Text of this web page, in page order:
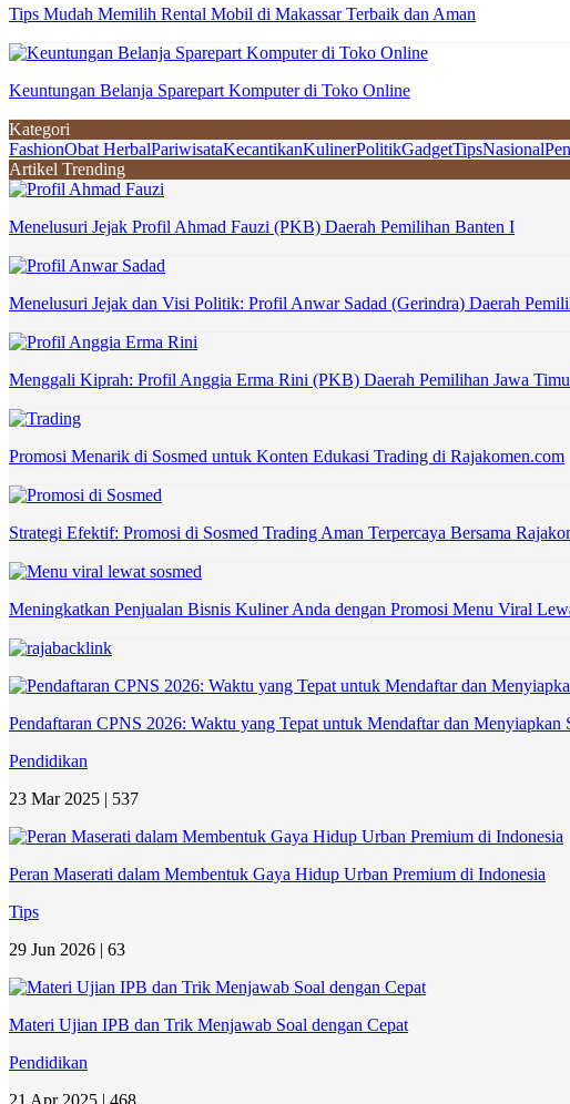
Tips Mudah Memilih Rental Mobil di Makassar Terbaik dan Aman
Keuntungan Belanja Sparepart Komputer di Toko Online
Kategori
FashionObat HerbalPariwisataKecantikanKulinerPolitikGadgetTipsNasional
Artikel Trending
Menelusuri Jejak Profil Ahmad Fauzi (PKB) Daerah Pemilihan Banten I
Menelusuri Jejak dan Visi Politik: Profil Anwar Sadad (Gerindra) Daerah
Menggali Kiprah: Profil Anggia Erma Rini (PKB) Daerah Pemilihan Jawa
Promosi Menarik di Sosmed untuk Konten Edukasi Trading di Rajakomen.com
Strategi Efektif: Promosi di Sosmed Trading Aman Terpercaya Bersama
Meningkatkan Penjualan Bisnis Kuliner Anda dengan Promosi Menu Viral
Pendaftaran CPNS 2026: Waktu yang Tepat untuk Mendaftar dan Menyiapkan
Pendidikan
23 Mar 2025 | 537
Peran Maserati dalam Membentuk Gaya Hidup Urban Premium di Indonesia
Tips
29 Jun 2026 | 63
Materi Ujian IPB dan Trik Menjawab Soal dengan Cepat
Pendidikan
21 Apr 2025 | 468